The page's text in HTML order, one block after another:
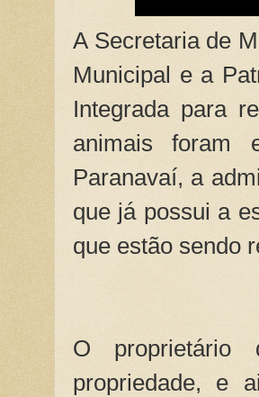
A Secretaria de
Municipal e a
Integrada para
animais foram
Paranavaí, a
que já possui a
que estão sendo
O
propriedade, e